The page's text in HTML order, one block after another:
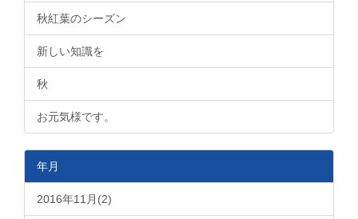
秋紅葉のシーズン
新しい知識を
秋
お元気様です。
年月
2016年11月(2)